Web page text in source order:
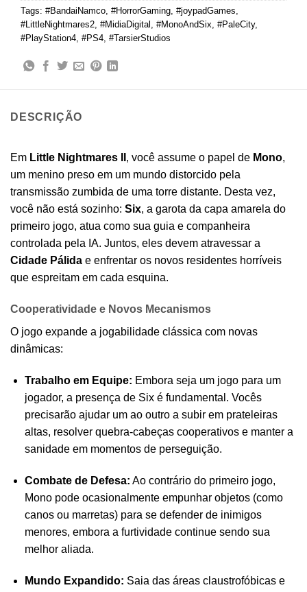
Tags: #BandaiNamco #HorrorGaming #joypadGames
#LittleNightmares2 #MidiaDigital #MonoAndSix #PaleCity,
#PlayStation4 #PS4 #TarsierStudios
DESCRIÇÃO
Em Little Nightmares II , você assume o papel de Mono,
um menino preso em um mundo distorcido pela
transmissão zumbida de uma torre distante. Desta vez,
você não está sozinho: Six, a garota da capa amarela do
primeiro jogo, atua como sua guia e companheira
controlada pela IA. Juntos, eles devem atravessar a
Cidade Pálida e enfrentar os novos residentes horríveis
que espreitam em cada esquina.
Cooperatividade e Novos Mecanismos
O jogo expande a jogabilidade clássica com novas
dinâmicas:
Trabalho em Equipe: Embora seja um jogo para um
jogador, a presença de Six é fundamental. Vocês
precisarão ajudar um ao outro a subir em prateleiras
altas, resolver quebra-cabeças cooperativos e manter a
sanidade em momentos de perseguição.
Combate de Defesa: Ao contrário do primeiro jogo,
Mono pode ocasionalmente empunhar objetos (como
canos ou marretas) para se defender de inimigos
menores, embora a furtividade continue sendo sua
melhor aliada.
Mundo Expandido: Saia das áreas claustrofóbicas e